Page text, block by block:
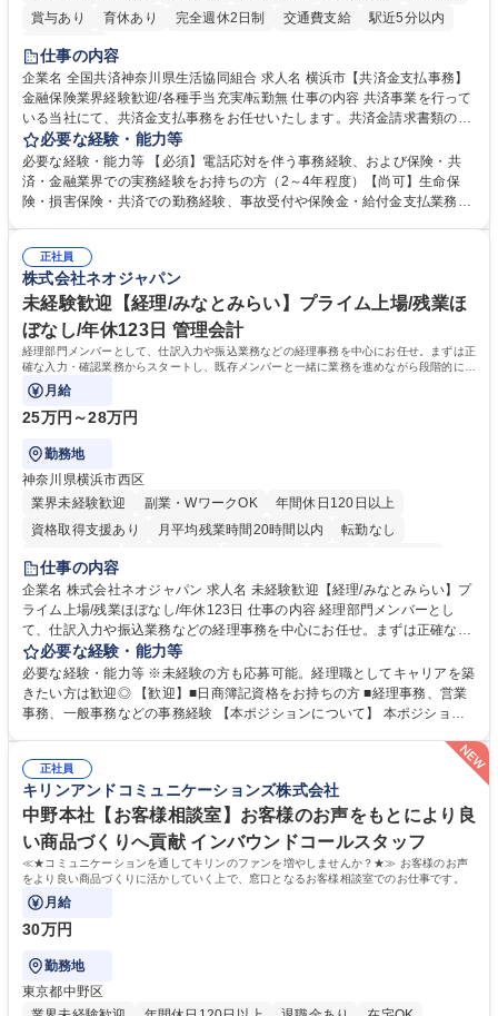
賞与あり
育休あり 完全週休2日制 交通費支給
駅近5分以内
土日祝休み
仕事の内容
企業名 全国共済神奈川県生活協同組合 求人名 横浜市【共済金支払事務】
金融保険業界経験歓迎/各種手当充実/転勤無 仕事の内容 共済事業を行って
いる当社にて、共済金支払事務をお任せいたします。共済金請求書類の受
付・内容確認・審査・データ入力のほか、加入者様や医療機関等からの問
い合わせ電話対応や書類発送等を担当します。 ■共済金請求書類の受付、
内容確認、および共済金支払に関する審査・事務処理業務全般を担当 ■専
用システムへのデータ入力、各種必要書類の作成・発送作業 ■加入者様や
指定する業務 募集職種 横浜市【共済金支払事務】金融保険業界経験歓迎/
各種手当充実/転勤無
必要な経験・能力等
必要な経験・能力等 【必須】電話応対を伴う事務経験、および保険・共
済・金融業界での実務経験をお持ちの方（2～4年程度）【尚可】生命保
険・損害保険・共済での勤務経験、事故受付や保険金・給付金支払業務経
務へのキャリアチェンジ希望者も大歓迎です！ 学歴・資格 学歴：大学院
大学 高専 短大 専修学校 高校 語学力： 資格：
正社員
株式会社ネオジャパン
未経験歓迎【経理/みなとみらい】プライム上場/残業ほ
ぼなし/年休123日 管理会計
経理部門メンバーとして、仕訳入力や振込業務などの経理事務を中心にお任せ。まずは正
確な入力・確認業務からスタートし、既存メンバーと一緒に業務を進めながら段階的に経
理知識を身につけていただきます。
月給
25万円～28万円
勤務地
神奈川県横浜市西区
業界未経験歓迎
副業・WワークOK
年間休日120日以上
資格取得支援あり
月平均残業時間20時間以内
転勤なし
未経験者歓迎
完全週休2日制
交通費支給 駅近5分以内 土日祝休み
服装自由
寮・社宅あり
仕事の内容
企業名 株式会社ネオジャパン 求人名 未経験歓迎【経理/みなとみらい】プ
ライム上場/残業ほぼなし/年休123日 仕事の内容 経理部門メンバーとし
て、仕訳入力や振込業務などの経理事務を中心にお任せ。まずは正確な入
力・確認業務からスタートし、既存メンバーと一緒に業務を進めながら段
階的に経理知識を身につけていただきます。 【具体的には】 ■社内稟議に
基づく仕訳入力 ■月末の振込業務 ■明細作成 ■伝票処理、記帳業務 ■既存
メンバーの業務サポート 【将来的には】 ■月次決算補助 ■四半期・年次決
算補助 ※3～5年程度を目安に、徐々に決算業務へ業務範囲を広げていく
想定です。 募集職種 未経験歓迎【経理/みなとみらい】プライム上場/残業
ほぼなし/年休123日
必要な経験・能力等
必要な経験・能力等 ※未経験の方も応募可能。経理職としてキャリアを築
きたい方は歓迎◎ 【歓迎】■日商簿記資格をお持ちの方 ■経理事務、営業
事務、一般事務などの事務経験 【本ポジションについて】 本ポジション
タートできる点です。まずは仕訳入力や振込業務など基礎的な業務から担
当し、3～5年をかけて月次決算・四半期決算・開示資料作成補助などへス
テップアップできます。また、残業は通常月ほぼなく、決算月でも10時間
未満のため、無理なく経理として専門性を身につけられる環境です。 学
歴・資格 学歴：大学院 大学 高専 短大 専修学校 高校 語学力： 資格：日商
簿記検定1級 日商簿記検定2級
正社員
キリンアンドコミュニケーションズ株式会社
中野本社【お客様相談室】お客様のお声をもとにより良
い商品づくりへ貢献 インバウンドコールスタッフ
≪★コミュニケーションを通してキリンのファンを増やしませんか？★≫ お客様のお声
をより良い商品づくりに活かしていく上で、窓口となるお客様相談室でのお仕事です。
月給
30万円
勤務地
東京都中野区